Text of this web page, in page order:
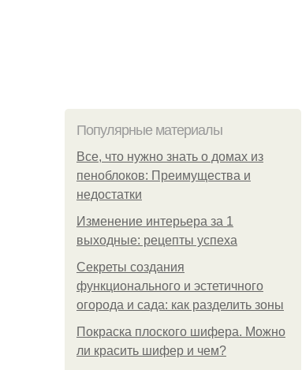
Популярные материалы
Все, что нужно знать о домах из
пеноблоков: Преимущества и
недостатки
Изменение интерьера за 1
выходные: рецепты успеха
Секреты создания
функционального и эстетичного
огорода и сада: как разделить зоны
Покраска плоского шифера. Можно
ли красить шифер и чем?